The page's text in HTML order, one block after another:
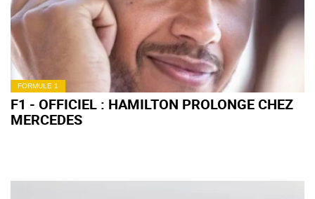
FORMULE 1
F1 - OFFICIEL : HAMILTON PROLONGE CHEZ
MERCEDES